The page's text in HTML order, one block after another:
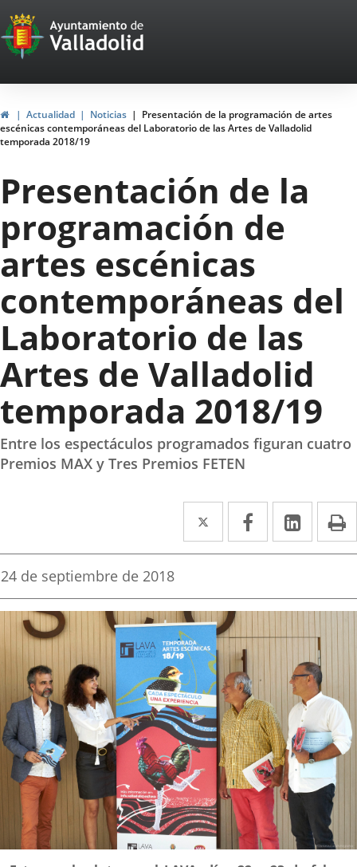
Portal
Web
del
Ayuntamiento
de
Valladolid
HomeActualidad Noticias
Presentación de la programación de artes
escénicas contemporáneas del Laboratorio de las Artes de Valladolid
temporada 2018/19
Presentación de la
programación de
artes escénicas
contemporáneas del
Laboratorio de las
Artes de Valladolid
temporada 2018/19
Entre los espectáculos programados figuran cuatro
Premios MAX y Tres Premios FETEN
Twitter
Enlace
a
aplicación
externa.
Facebook
Enlace
a
aplicación
externa.
Enlace
a
Fecha
la
noticia
24 de septiembre de 2018